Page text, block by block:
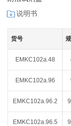
研究领域
癌症生物学
干细胞与再生医学
说明书
货号
EMKC102a.48
EMKC102a.96
EMKC102a.96.2
EMKC102a.96.5